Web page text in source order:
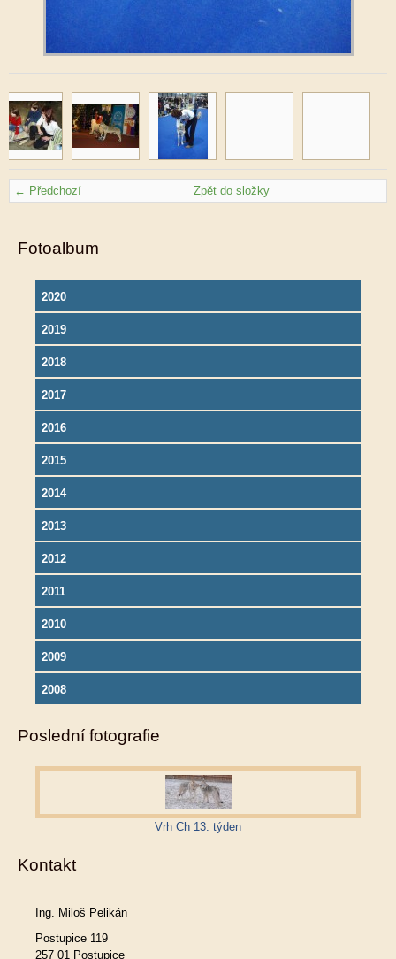
← Předchozí Zpět do složky
Fotoalbum
2020
2019
2018
2017
2016
2015
2014
2013
2012
2011
2010
2009
2008
Poslední fotografie
Vrh Ch 13. týden
Kontakt
Ing. Miloš Pelikán
Postupice 119
257 01 Postupice